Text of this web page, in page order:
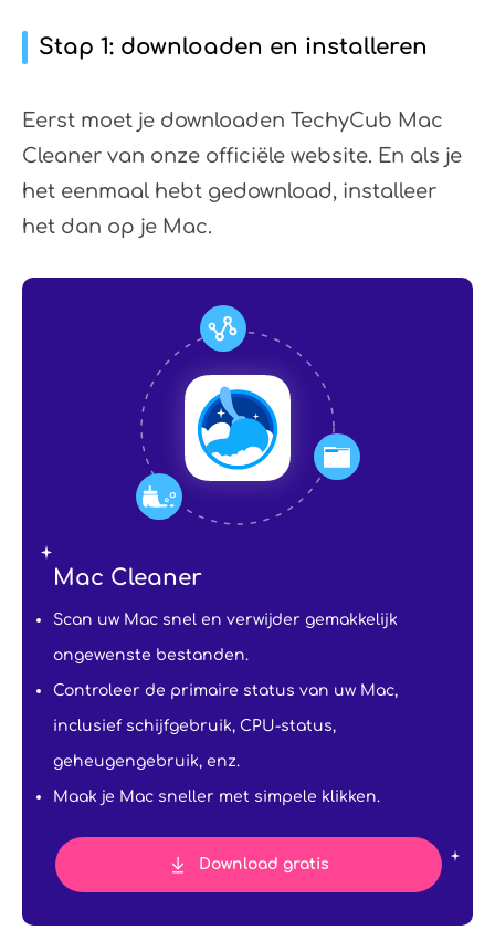
Stap 1: downloaden en installeren
Eerst moet je downloaden TechyCub Mac
Cleaner van onze officiële website. En als je
het eenmaal hebt gedownload, installeer
het dan op je Mac.
Mac Cleaner
Scan uw Mac snel en verwijder gemakkelijk
ongewenste bestanden.
Controleer de primaire status van uw Mac,
inclusief schijfgebruik, CPU-status,
geheugengebruik, enz.
Maak je Mac sneller met simpele klikken.
Download gratis